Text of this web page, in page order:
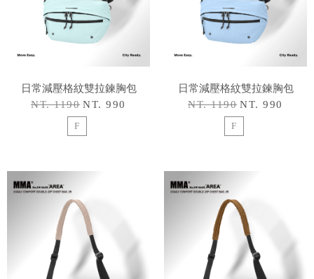
日常減壓格紋雙拉鍊胸包
NT. 1190 NT. 990
F
日常減壓格紋雙拉鍊胸包
NT. 1190 NT. 990
F